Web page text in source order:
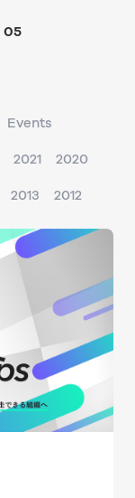
05
Events
2021 2020
2013 2012